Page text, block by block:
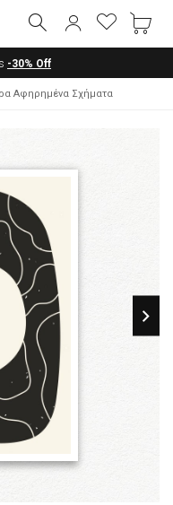
-30% Off
Αφηρημένα Σχήματα